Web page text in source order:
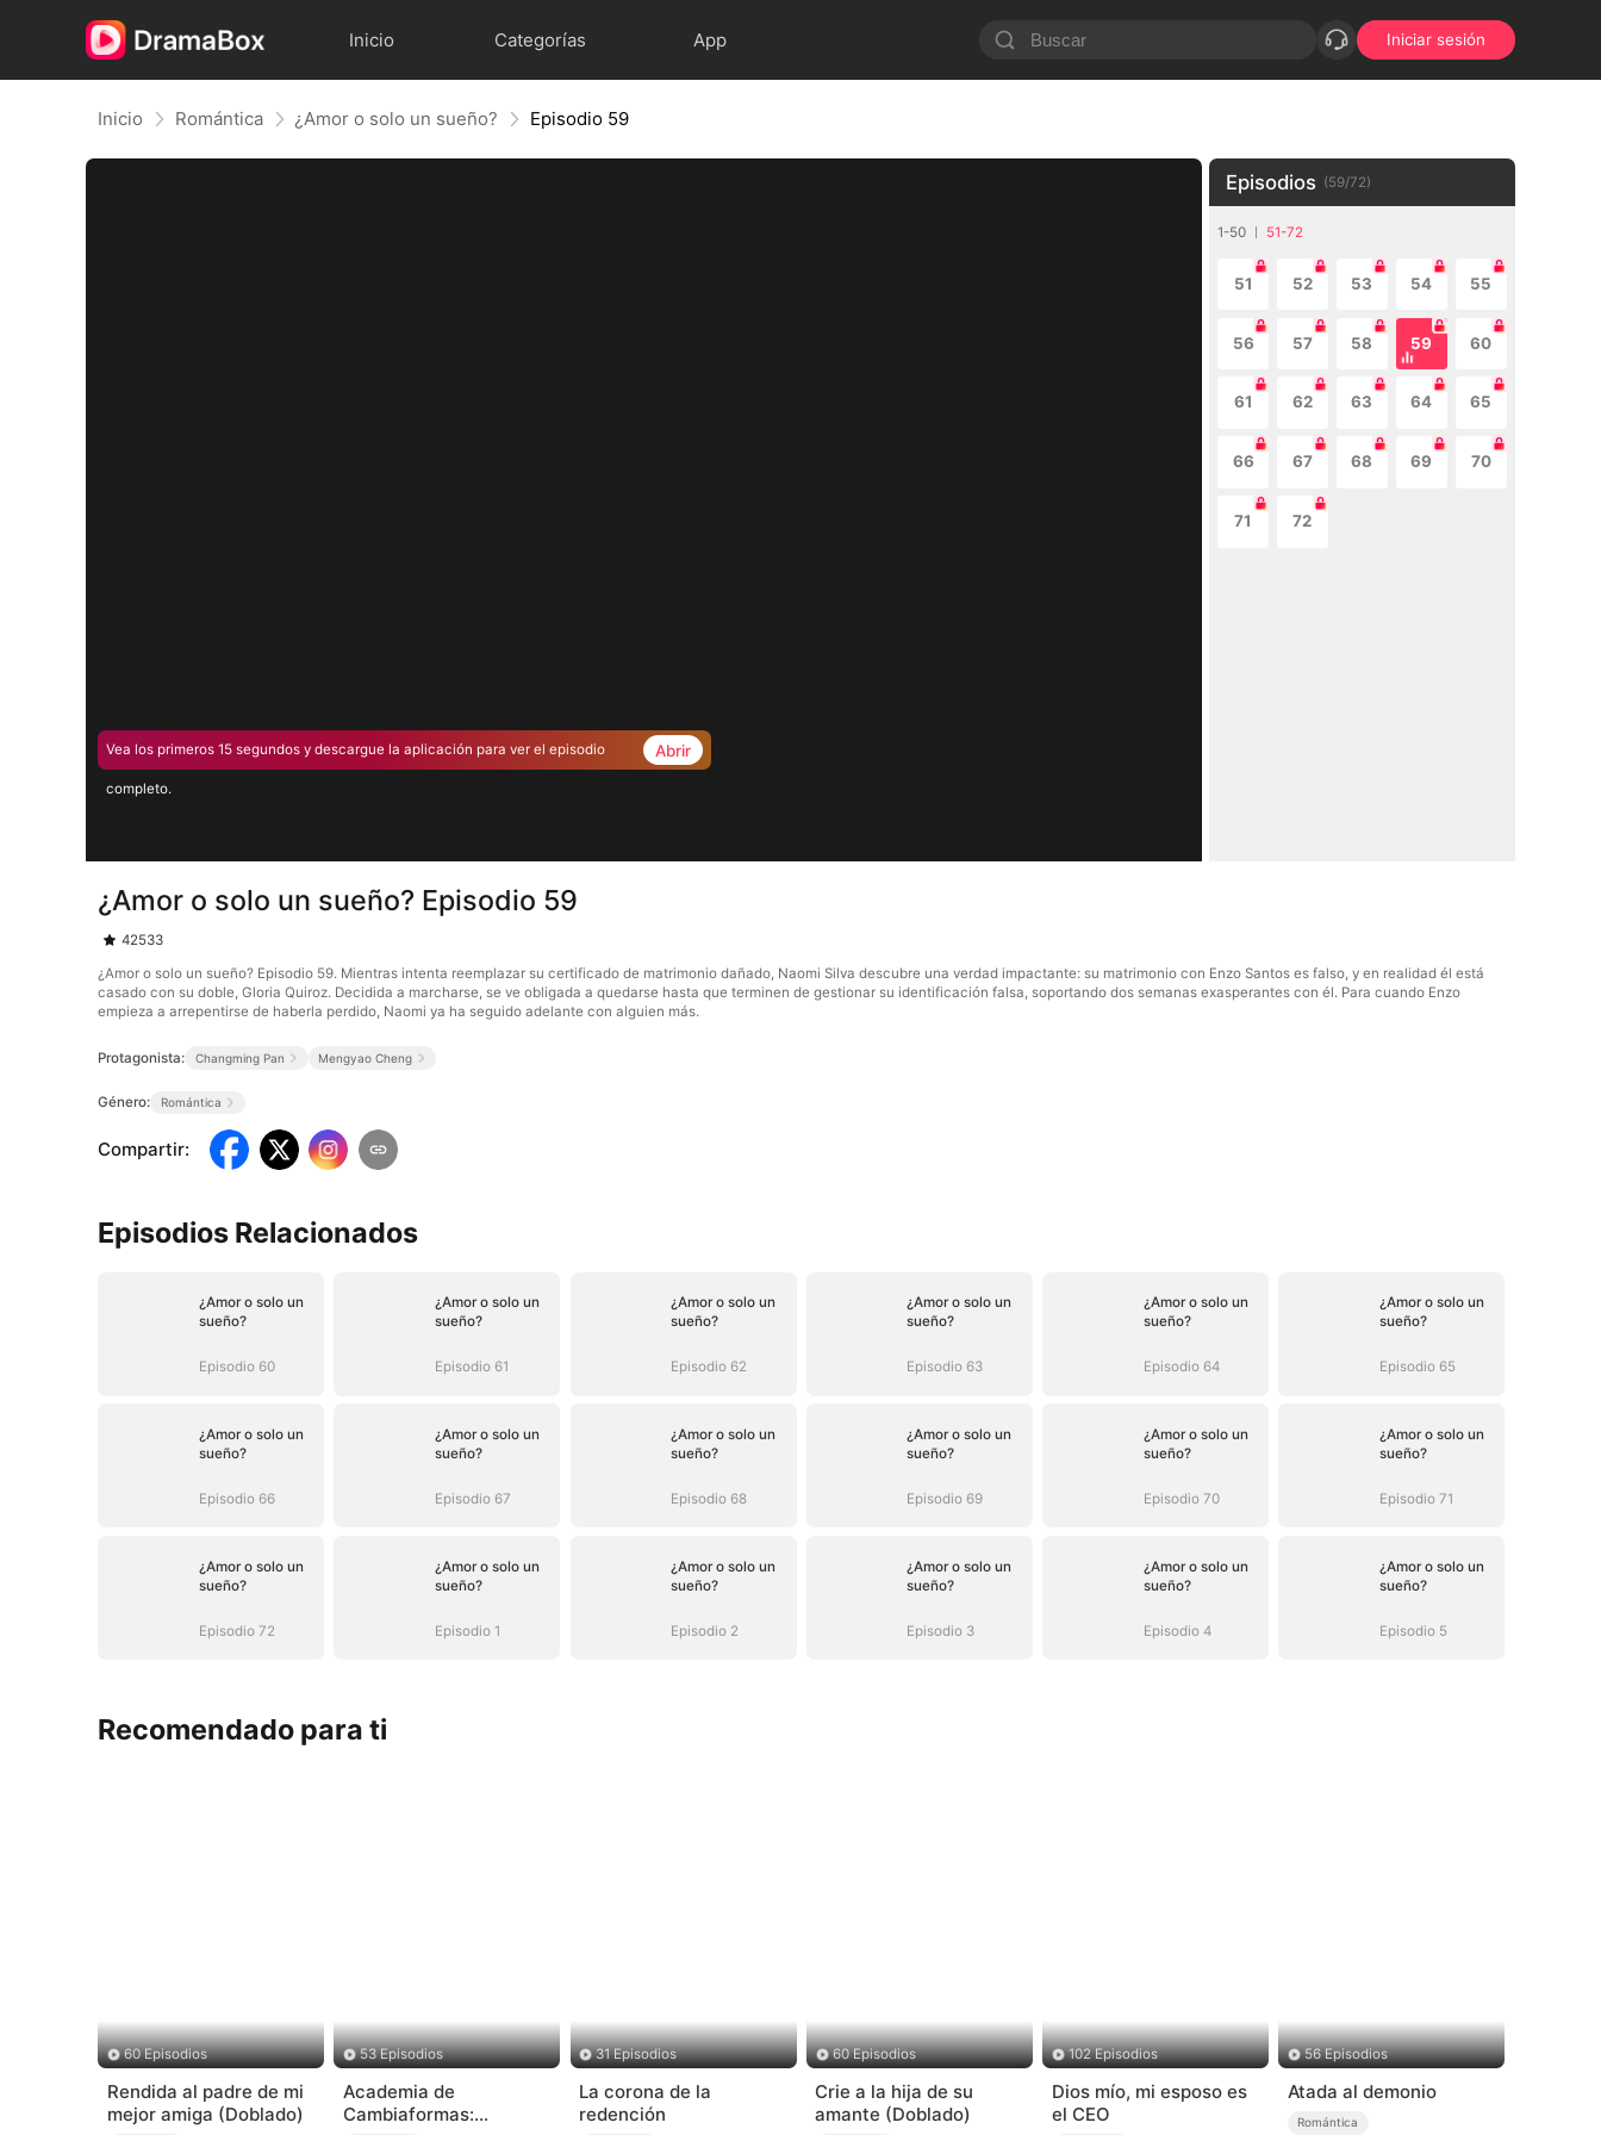
Inicio Categorías App Iniciar sesión
Inicio Romántica ¿Amor o solo un sueño? Episodio 59
Vea los primeros 15 segundos y descargue la aplicación para ver el episodio
completo.
Abrir
Episodios (59/72)
1-50 51-72
51 52 53 54 55
56 57 58 59 60
61 62 63 64 65
66 67 68 69 70
71 72
¿Amor o solo un sueño? Episodio 59
42533
¿Amor o solo un sueño? Episodio 59. Mientras intenta reemplazar su certificado de matrimonio dañado, Naomi Silva descubre una verdad impactante: su matrimonio con Enzo Santos es falso, y en realidad él está
casado con su doble, Gloria Quiroz. Decidida a marcharse, se ve obligada a quedarse hasta que terminen de gestionar su identificación falsa, soportando dos semanas exasperantes con él. Para cuando Enzo
empieza a arrepentirse de haberla perdido, Naomi ya ha seguido adelante con alguien más.
Protagonista: Changming Pan Mengyao Cheng
Género: Romántica
Compartir:
Episodios Relacionados
¿Amor o solo un
sueño?
Episodio 60
¿Amor o solo un
sueño?
Episodio 61
¿Amor o solo un
sueño?
Episodio 62
¿Amor o solo un
sueño?
Episodio 63
¿Amor o solo un
sueño?
Episodio 64
¿Amor o solo un
sueño?
Episodio 65
¿Amor o solo un
sueño?
Episodio 66
¿Amor o solo un
sueño?
Episodio 67
¿Amor o solo un
sueño?
Episodio 68
¿Amor o solo un
sueño?
Episodio 69
¿Amor o solo un
sueño?
Episodio 70
¿Amor o solo un
sueño?
Episodio 71
¿Amor o solo un
sueño?
Episodio 72
¿Amor o solo un
sueño?
Episodio 1
¿Amor o solo un
sueño?
Episodio 2
¿Amor o solo un
sueño?
Episodio 3
¿Amor o solo un
sueño?
Episodio 4
¿Amor o solo un
sueño?
Episodio 5
Recomendado para ti
60 Episodios
Rendida al padre de mi
mejor amiga (Doblado)
53 Episodios
Academia de
Cambiaformas:
31 Episodios
La corona de la
redención
60 Episodios
Crie a la hija de su
amante (Doblado)
102 Episodios
Dios mío, mi esposo es
el CEO
56 Episodios
Atada al demonio
Romántica